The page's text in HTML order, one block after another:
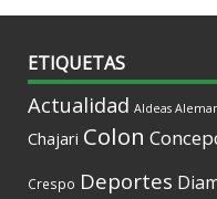
ETIQUETAS
Actualidad Aldeas
Chajari Colon
Crespo Deportes